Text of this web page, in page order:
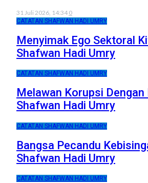
31 Juli 2026, 14:34 0
CATATAN SHAFWAN HADI UMRY
Menyimak Ego Sektoral
Shafwan Hadi Umry
CATATAN SHAFWAN HADI UMRY
Melawan Korupsi
Shafwan Hadi Umry
CATATAN SHAFWAN HADI UMRY
Bangsa Pecandu
Shafwan Hadi Umry
CATATAN SHAFWAN HADI UMRY